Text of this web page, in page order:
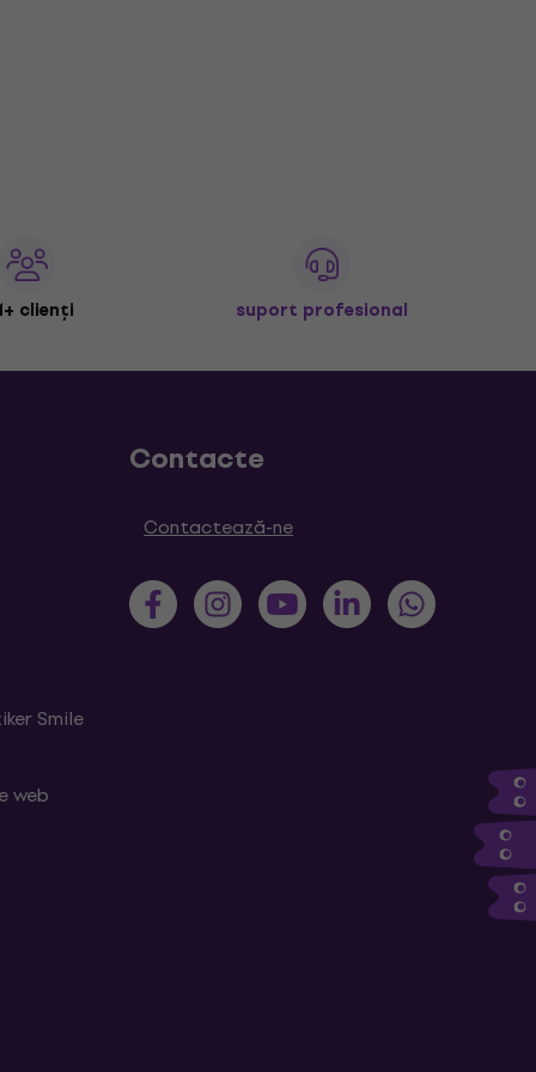
clienți suport profesional
Smile
web
Contacte
Contactează-ne